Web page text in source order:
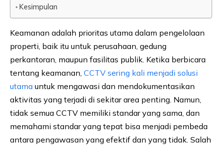
Kesimpulan
Keamanan adalah prioritas utama dalam pengelolaan
properti, baik itu untuk perusahaan, gedung
perkantoran, maupun fasilitas publik. Ketika berbicara
tentang keamanan, CCTV sering kali menjadi solusi
utama untuk mengawasi dan mendokumentasikan
aktivitas yang terjadi di sekitar area penting. Namun,
tidak semua CCTV memiliki standar yang sama, dan
memahami standar yang tepat bisa menjadi pembeda
antara pengawasan yang efektif dan yang tidak. Salah